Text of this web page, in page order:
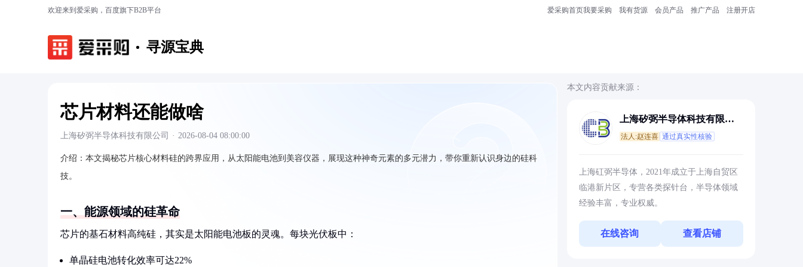
欢迎来到爱采购，百度旗下B2B平台 爱采购首页我要采购 我有货源 会员产品 推广产品 注册开店
寻源宝典
芯片材料还能做啥
上海矽弼半导体科技有限公司 · 2026-08-04 08:00:00
介绍： 本文揭秘芯片核心材料硅的跨界应用，从太阳能电池到美容仪器，展现这种神奇元素的多元潜力，带你重新认识身边的硅科
技。
一、能源领域的硅革命
芯片的基石材料高纯硅，其实是太阳能电池板的灵魂。每块光伏板中：
单晶硅电池转化效率可达22%
本文内容贡献来源：
上海矽弼半导体科技有限公
法人:赵连喜 通过真实性核验
上海矼弼半导体，2021年成立于上海自贸区
临港新片区，专营各类探针台，半导体领域
经验丰富，专业权威。
在线咨询 查看店铺